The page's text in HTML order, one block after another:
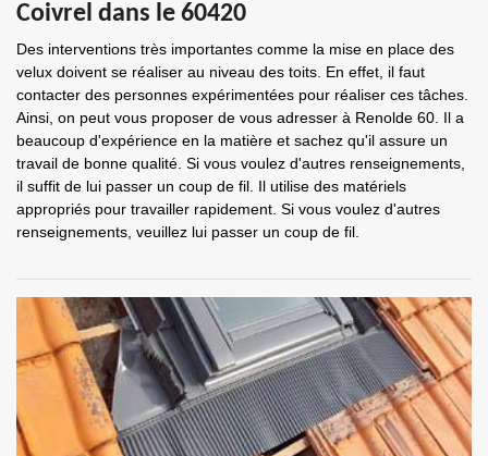
Coivrel dans le 60420
Des interventions très importantes comme la mise en place des
velux doivent se réaliser au niveau des toits. En effet, il faut
contacter des personnes expérimentées pour réaliser ces tâches.
Ainsi, on peut vous proposer de vous adresser à Renolde 60. Il a
beaucoup d'expérience en la matière et sachez qu'il assure un
travail de bonne qualité. Si vous voulez d'autres renseignements,
il suffit de lui passer un coup de fil. Il utilise des matériels
appropriés pour travailler rapidement. Si vous voulez d'autres
renseignements, veuillez lui passer un coup de fil.